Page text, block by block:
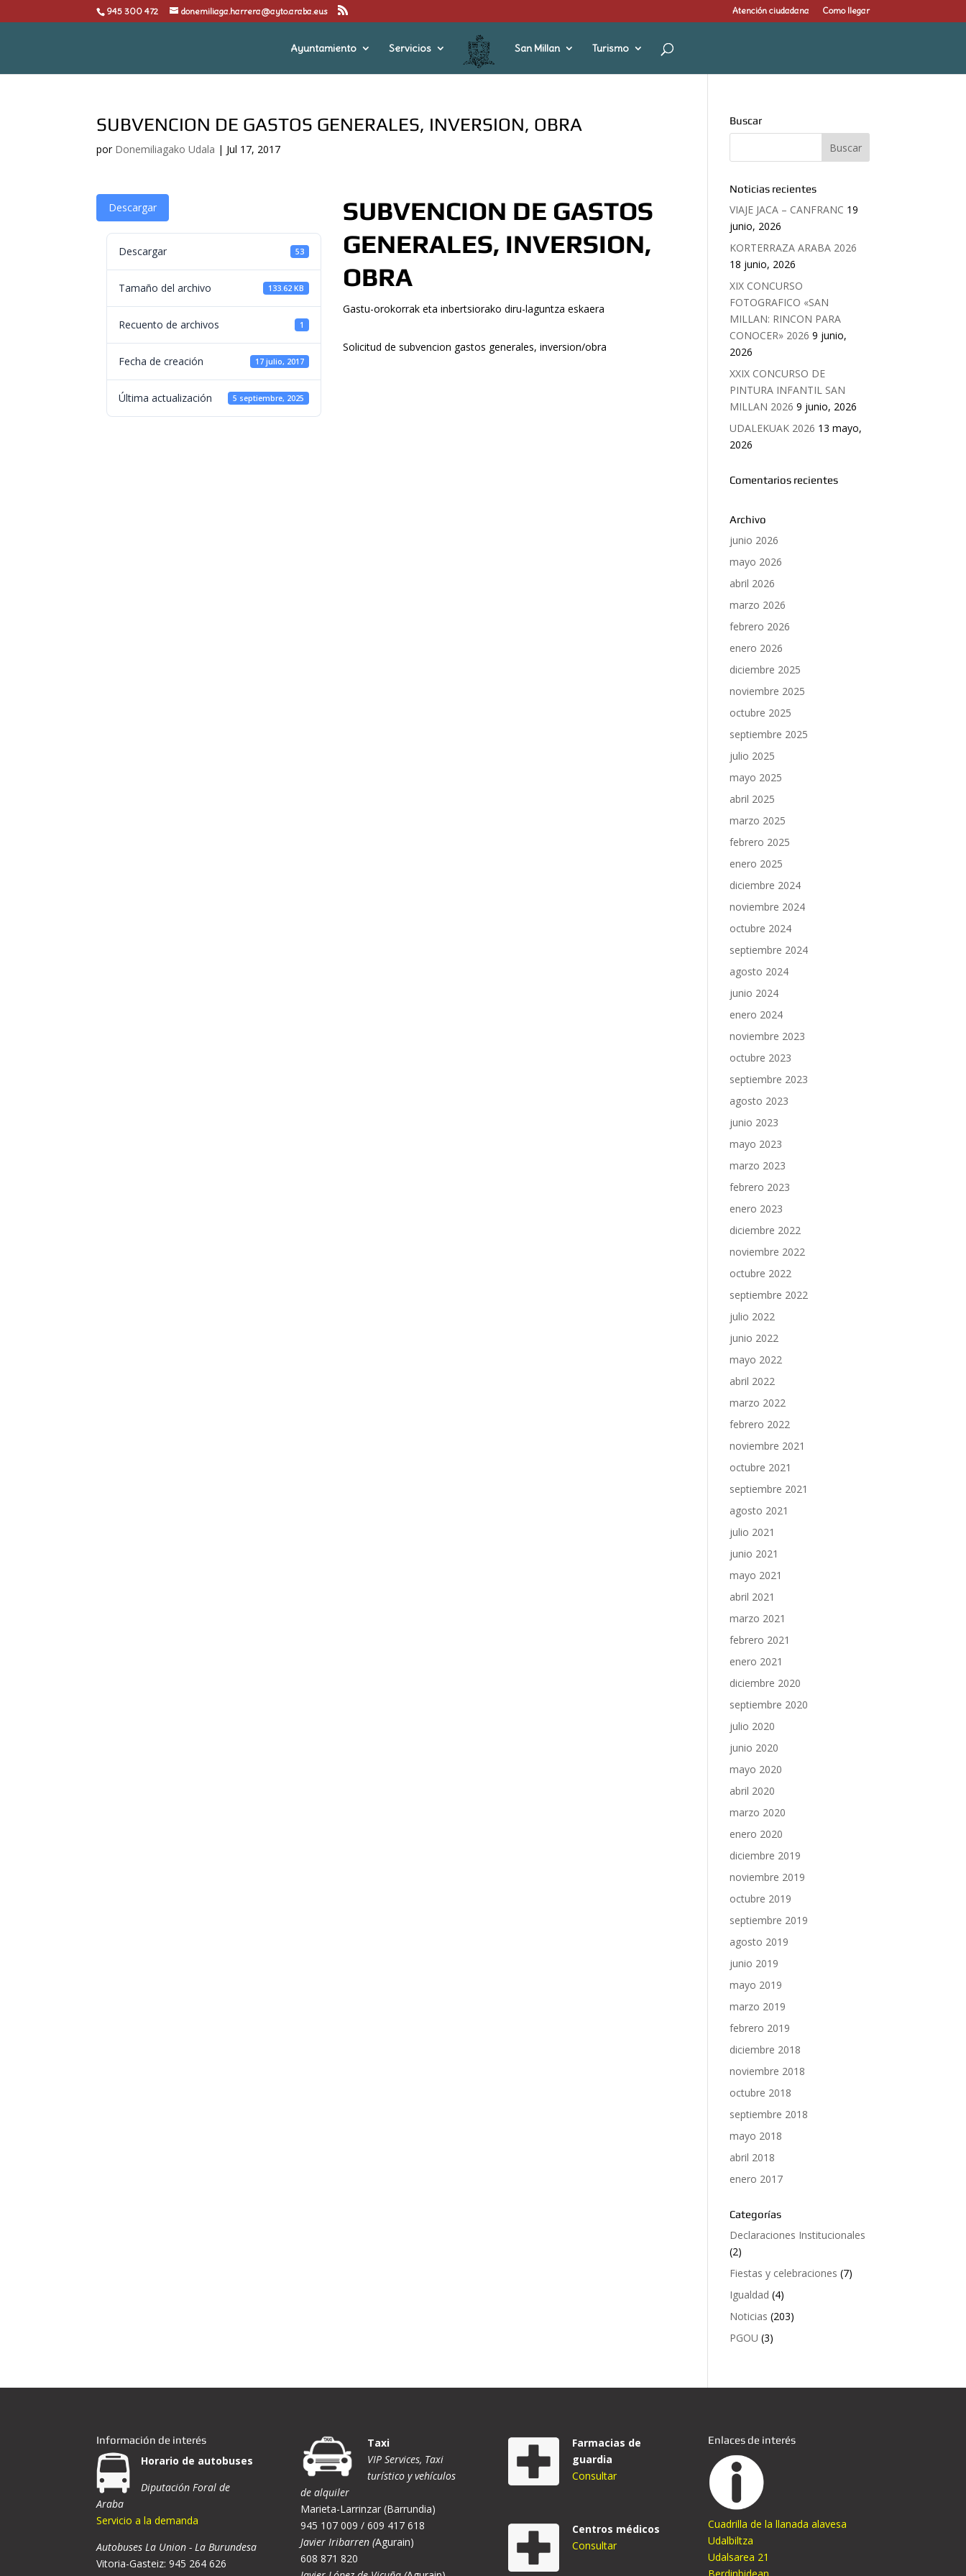
945 300 472 donemiliaga.harrera@ayto.araba.eus Atención ciudadana Como llegar
Ayuntamiento Servicios San Millan Turismo
SUBVENCION DE GASTOS GENERALES, INVERSION, OBRA
por Donemiliagako Udala | Jul 17, 2017
Descargar
Descargar 53
Tamaño del archivo 133.62 KB
Recuento de archivos 1
Fecha de creación 17 julio, 2017
Última actualización 5 septiembre, 2025
SUBVENCION DE GASTOS
GENERALES, INVERSION,
OBRA
Gastu-orokorrak eta inbertsiorako diru-laguntza eskaera
Solicitud de subvencion gastos generales, inversion/obra
Buscar
Noticias recientes
VIAJE JACA – CANFRANC 19
junio, 2026
KORTERRAZA ARABA 2026
18 junio, 2026
XIX CONCURSO
FOTOGRAFICO «SAN
MILLAN: RINCON PARA
CONOCER» 2026 9 junio,
2026
XXIX CONCURSO DE
PINTURA INFANTIL SAN
MILLAN 2026 9 junio, 2026
UDALEKUAK 2026 13 mayo,
2026
Comentarios recientes
Archivo
junio 2026
mayo 2026
abril 2026
marzo 2026
febrero 2026
enero 2026
diciembre 2025
noviembre 2025
octubre 2025
septiembre 2025
julio 2025
mayo 2025
abril 2025
marzo 2025
febrero 2025
enero 2025
diciembre 2024
noviembre 2024
octubre 2024
septiembre 2024
agosto 2024
junio 2024
enero 2024
noviembre 2023
octubre 2023
septiembre 2023
agosto 2023
junio 2023
mayo 2023
marzo 2023
febrero 2023
enero 2023
diciembre 2022
noviembre 2022
octubre 2022
septiembre 2022
julio 2022
junio 2022
mayo 2022
abril 2022
marzo 2022
febrero 2022
noviembre 2021
octubre 2021
septiembre 2021
agosto 2021
julio 2021
junio 2021
mayo 2021
abril 2021
marzo 2021
febrero 2021
enero 2021
diciembre 2020
septiembre 2020
julio 2020
junio 2020
mayo 2020
abril 2020
marzo 2020
enero 2020
diciembre 2019
noviembre 2019
octubre 2019
septiembre 2019
agosto 2019
junio 2019
mayo 2019
marzo 2019
febrero 2019
diciembre 2018
noviembre 2018
octubre 2018
septiembre 2018
mayo 2018
abril 2018
enero 2017
Categorías
Declaraciones Institucionales
(2)
Fiestas y celebraciones (7)
Igualdad (4)
Noticias (203)
PGOU (3)
Información de interés
Horario de autobuses
Diputación Foral de
Araba
Servicio a la demanda
Autobuses La Union - La Burundesa
Vitoria-Gasteiz: 945 264 626
Taxi
VIP Services, Taxi
turístico y vehículos
de alquiler
Marieta-Larrinzar (Barrundia)
945 107 009 / 609 417 618
Javier Iribarren (Agurain)
608 871 820
Farmacias de
guardia
Consultar
Centros médicos
Consultar
Enlaces de interés
Cuadrilla de la llanada alavesa
Udalbiltza
Udalsarea 21
Berdinbidean